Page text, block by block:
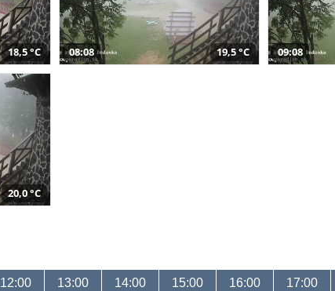
18,5 °C 08:08 19,5 °C 09:08
20,0 °C
12:00 13:00 14:00 15:00 16:00 17:00